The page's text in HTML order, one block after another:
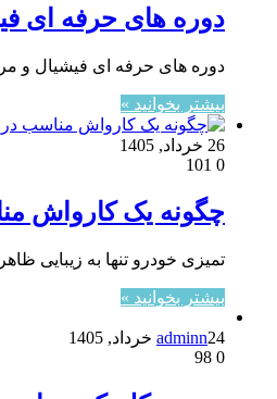
دوره‌ های حرفه‌ ای
دوره‌ های حرفه‌ ای فیشیال و
بیشتر بخوانید »
26 خرداد, 1405
0
چگونه یک کارواش
تمیزی خودرو تنها به زیبایی
بیشتر بخوانید »
adminn24 خرداد, 1405
0